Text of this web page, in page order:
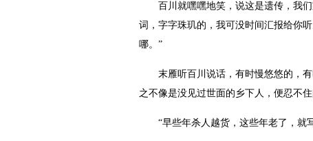
百川就嘿嘿地笑，说这是遗传，我们
词，字字珠玑的，我可没时间汇报给你
哪。”
末雁听百川说话，有时慢悠悠的，有
之不像是没见过世面的乡下人，便忍不
“早些年杀人越货，这些年老了，就